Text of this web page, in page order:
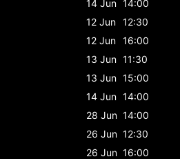
14 Jun 14:00
12 Jun 12:30
12 Jun 16:00
13 Jun 11:30
13 Jun 15:00
14 Jun 14:00
28 Jun 14:00
26 Jun 12:30
26 Jun 16:00